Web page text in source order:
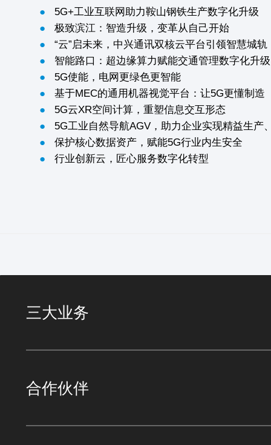
●
5G+工业互联网助力鞍山钢铁生产数字化升级
●
极致滨江：智造升级，变革从自己开始
●
“云”启未来，中兴通讯双核云平台引领智慧城轨
●
智能路口：超边缘算力赋能交通管理数字化升级
●
5G使能，电网更绿色更智能
●
基于MEC的通用机器视觉平台：让5G更懂制造
●
5G云XR空间计算，重塑信息交互形态
●
5G工业自然导航AGV，助力企业实现精益生产
●
保护核心数据资产，赋能5G行业内生安全
●
行业创新云，匠心服务数字化转型
三大业务
合作伙伴